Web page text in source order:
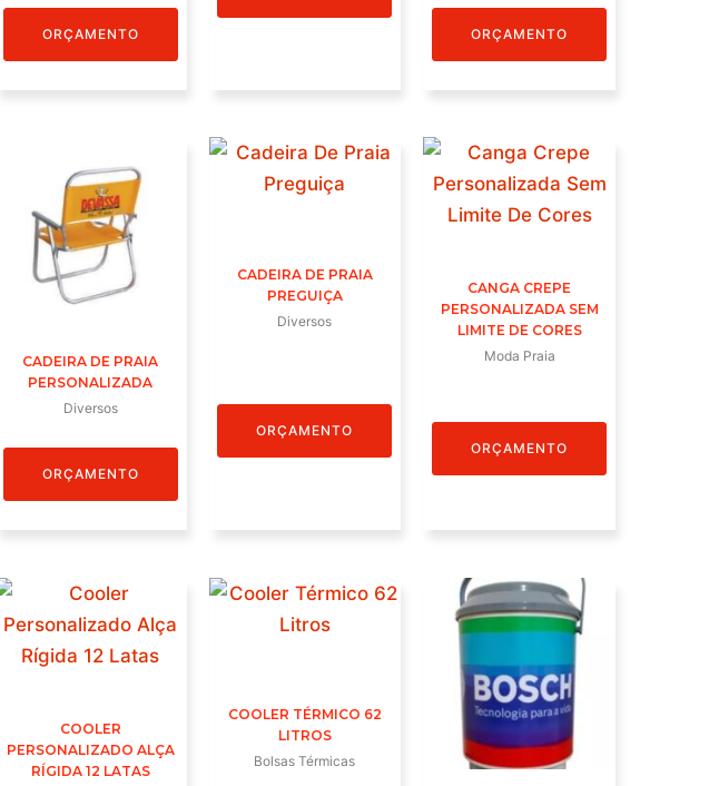
ORÇAMENTO ORÇAMENTO
CADEIRA DE PRAIA
PERSONALIZADA
Diversos
ORÇAMENTO
CADEIRA DE PRAIA
PREGUIÇA
Diversos
ORÇAMENTO
CANGA CREPE
PERSONALIZADA SEM
LIMITE DE CORES
Moda Praia
ORÇAMENTO
COOLER
PERSONALIZADO ALÇA
RÍGIDA 12 LATAS
COOLER TÉRMICO 62
LITROS
Bolsas Térmicas